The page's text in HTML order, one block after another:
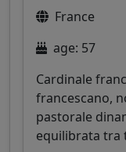
France
age: 57
Cardinale
francescano,
pastorale
equilibrata tra